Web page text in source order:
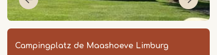
Campingplatz de Maashoeve Limburg